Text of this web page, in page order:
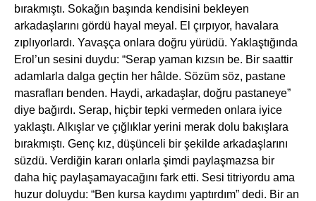
bırakmıştı. Sokağın başında kendisini bekleyen
arkadaşlarını gördü hayal meyal. El çırpıyor, havalara
zıplıyorlardı. Yavaşça onlara doğru yürüdü. Yaklaştığında
Erol’un sesini duydu: “Serap yaman kızsın be. Bir saattir
adamlarla dalga geçtin her hâlde. Sözüm söz, pastane
masrafları benden. Haydi, arkadaşlar, doğru pastaneye”
diye bağırdı. Serap, hiçbir tepki vermeden onlara iyice
yaklaştı. Alkışlar ve çığlıklar yerini merak dolu bakışlara
bırakmıştı. Genç kız, düşünceli bir şekilde arkadaşlarını
süzdü. Verdiğin kararı onlarla şimdi paylaşmazsa bir
daha hiç paylaşamayacağını fark etti. Sesi titriyordu ama
huzur doluydu: “Ben kursa kaydımı yaptırdım” dedi. Bir an